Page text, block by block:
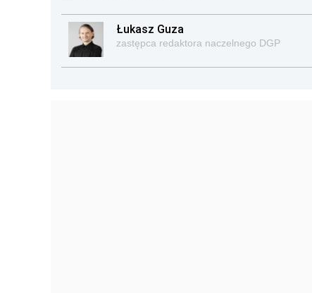
Łukasz Guza
zastępca redaktora naczelnego DGP